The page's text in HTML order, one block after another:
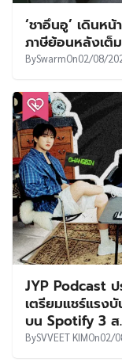
‘ชาอึนอู’ เดินห
ภาษีย้อนหลังเต็
BySwarmOn02/08/
JYP Podcast ป
เตรียมแชร์แรงบั
บน Spotify 3 ส
BySVVEET KIMOn02/